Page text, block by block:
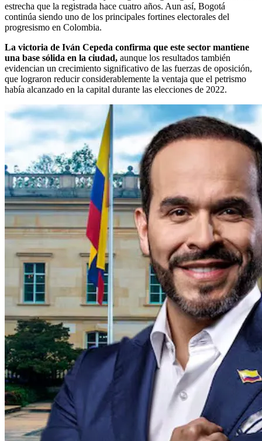
estrecha que la registrada hace cuatro años. Aun así, Bogotá
continúa siendo uno de los principales fortines electorales del
progresismo en Colombia.
La victoria de Iván Cepeda confirma que este sector mantiene
una base sólida en la ciudad, aunque los resultados también
evidencian un crecimiento significativo de las fuerzas de oposición,
que lograron reducir considerablemente la ventaja que el petrismo
había alcanzado en la capital durante las elecciones de 2022.